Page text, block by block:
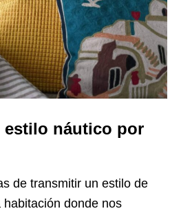
estilo náutico por
de transmitir un estilo de
donde nos